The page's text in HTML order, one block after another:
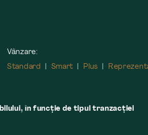
Vânzare:
Standard
Smart Plus
în funcţie de tipul tranzacţiei